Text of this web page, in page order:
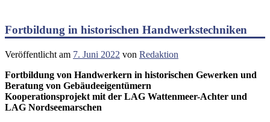
Fortbildung in historischen Handwerkstechniken
Veröffentlicht am 7. Juni 2022 von Redaktion
Fortbildung von Handwerkern in historischen Gewerken und
Beratung von Gebäudeeigentümern
Kooperationsprojekt mit der LAG Wattenmeer-Achter und
LAG Nordseemarschen